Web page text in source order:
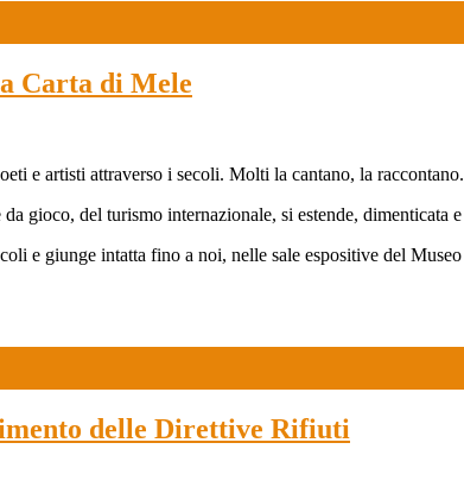
Carta di Mele
e artisti attraverso i secoli. Molti la cantano, la raccontano.
gioco, del turismo internazionale, si estende, dimenticata
e giunge intatta fino a noi, nelle sale espositive del
delle Direttive Rifiuti